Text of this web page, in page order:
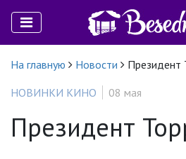
На главную Новости
Президент
НОВИНКИ КИНО
08 мая
Президент